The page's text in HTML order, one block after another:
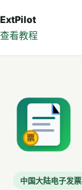
ExtPilot
查看教程
中国大陆电子发